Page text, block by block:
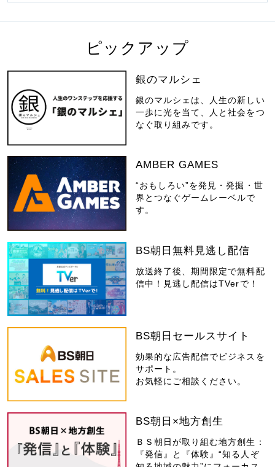
ピックアップ
銀のマルシェ
銀のマルシェは、人生の新しい
一歩に光を当て、人と社会をつ
なぐ取り組みです。
AMBER GAMES
“おもしろい”を発見・発掘・世
界とつなぐゲームレーベルで
す。
BS朝日無料見逃し配信
放送終了後、期間限定で無料配
信中！見逃し配信はTVerで！
BS朝日セールスサイト
効果的な広告配信でビジネスを
サポート。
お気軽にご相談ください。
BS朝日×地方創生
ＢＳ朝日が取り組む地方創生：
『発信』と『体験』“知る人ぞ